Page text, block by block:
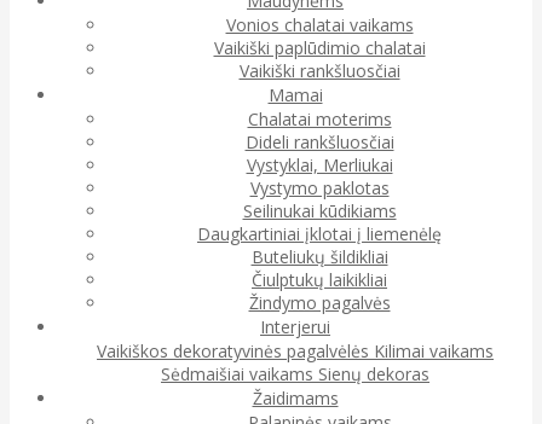
Vonios chalatai vaikams
Vaikiški paplūdimio chalatai
Vaikiški rankšluosčiai
Mamai
Chalatai moterims
Dideli rankšluosčiai
Vystyklai, Merliukai
Vystymo paklotas
Seilinukai kūdikiams
Daugkartiniai įklotai į liemenėlę
Buteliukų šildikliai
Čiulptukų laikikliai
Žindymo pagalvės
Interjerui
Vaikiškos dekoratyvinės pagalvėlės Kilimai vaikams
Sėdmaišiai vaikams Sienų dekoras
Žaidimams